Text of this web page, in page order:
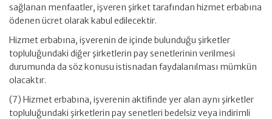
sağlanan menfaatler, işveren şirket tarafından hizmet erbabına
ödenen ücret olarak kabul edilecektir.
Hizmet erbabına, işverenin de içinde bulunduğu şirketler
topluluğundaki diğer şirketlerin pay senetlerinin verilmesi
durumunda da söz konusu istisnadan faydalanılması mümkün
olacaktır.
(7) Hizmet erbabına, işverenin aktifinde yer alan aynı şirketler
topluluğundaki şirketlerin pay senetleri bedelsiz veya indirimli